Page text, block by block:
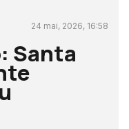
24 mai, 2026, 16:58
Santa